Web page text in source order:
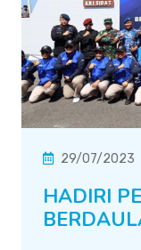
29/07/2023
HADIRI